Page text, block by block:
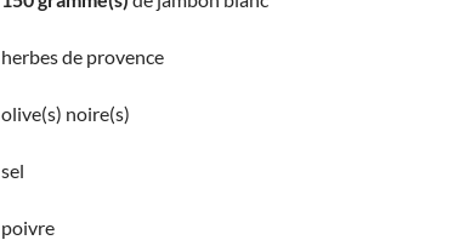
herbes de provence
olive(s) noire(s)
sel
poivre